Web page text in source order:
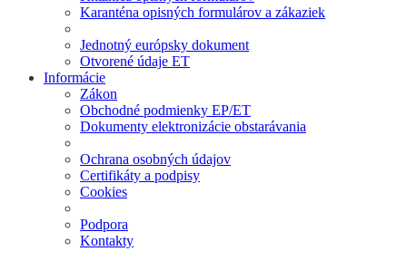
Karanténa opisných formulárov a zákaziek
Jednotný európsky dokument
Otvorené údaje ET
Informácie
Zákon
Obchodné podmienky EP/ET
Dokumenty elektronizácie obstarávania
Ochrana osobných údajov
Certifikáty a podpisy
Cookies
Podpora
Kontakty